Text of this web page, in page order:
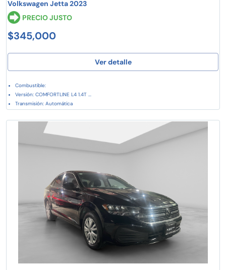
Volkswagen Jetta 2023
PRECIO JUSTO
$345,000
Ver detalle
Combustible:
Versión: COMFORTLINE L4 1.4T ...
Transmisión: Automática